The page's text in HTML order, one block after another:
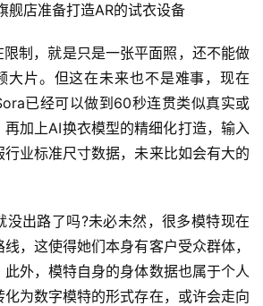
舰店准备打造AR的试衣设备
制，就是只是一张平面照，还不能做
大片。但这在未来也不是难事，现在
已经可以做到60秒连贯类似真实或
加上AI换衣模型的精细化打造，输入
业标准尺寸数据，未来比如会有大的
没出路了吗?未必未然，很多模特现在
，这使得她们本身有客户受众群体，
外，模特自身的身体数据也属于个人
为数字模特的形式存在，或许会走向